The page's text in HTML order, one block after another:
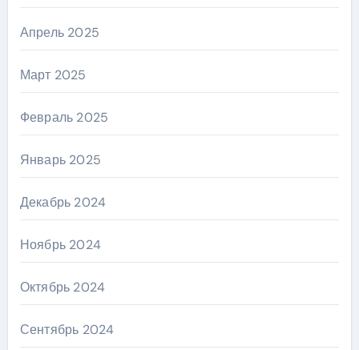
Апрель 2025
Март 2025
Февраль 2025
Январь 2025
Декабрь 2024
Ноябрь 2024
Октябрь 2024
Сентябрь 2024